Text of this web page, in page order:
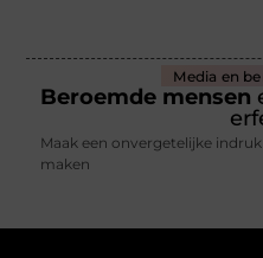
Media en
Beroemde mensen
Maak een onvergetelijke
maken